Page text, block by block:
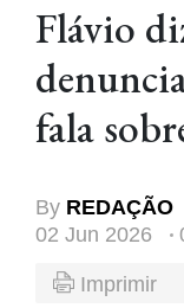
Flávio
fala
By REDAÇÃO
02 Jun 2026
Imprimir